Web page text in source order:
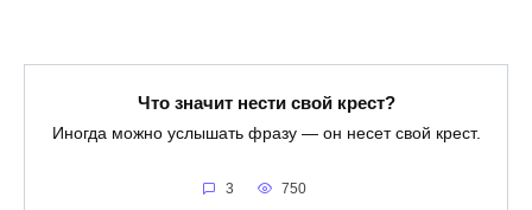
Что значит нести свой крест?
Иногда можно услышать фразу — он несет свой крест.
3 750